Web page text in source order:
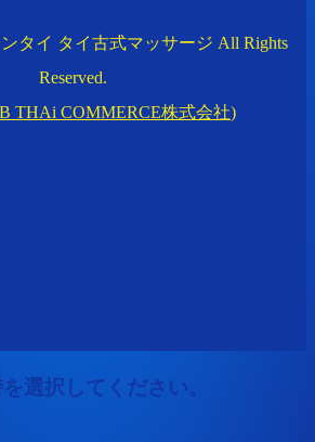
タイ タイ古式マッサージ All Rights
Reserved.
THAi COMMERCE株式会社)
選択してください。